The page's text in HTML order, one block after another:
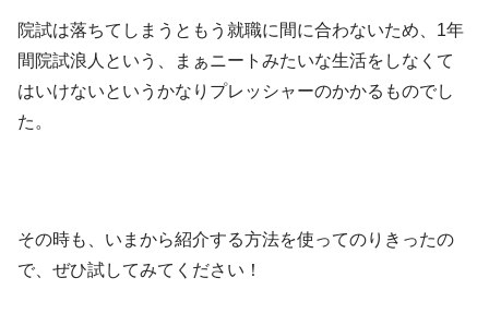
院試は落ちてしまうともう就職に間に合わないため、1年
間院試浪人という、まぁニートみたいな生活をしなくて
はいけないというかなりプレッシャーのかかるものでし
た。
その時も、いまから紹介する方法を使ってのりきったの
で、ぜひ試してみてください！